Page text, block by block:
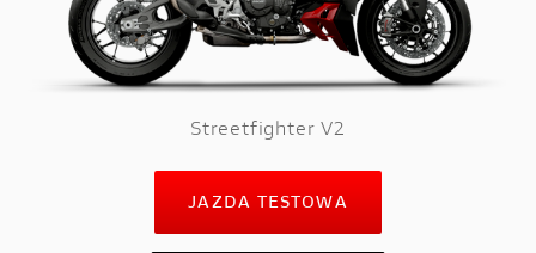
Streetfighter V2
JAZDA TESTOWA